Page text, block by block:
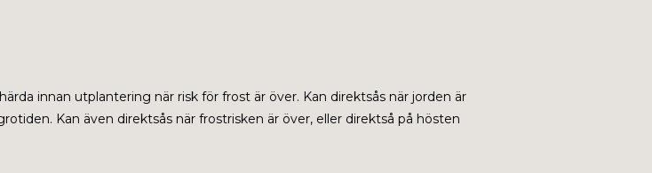
innan utplantering när risk för frost är över. Kan direktsås när jorden är
Kan även direktsås när frostrisken är över, eller direktså på hösten